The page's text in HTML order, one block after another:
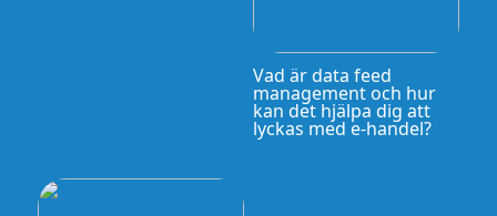
Vad är data feed
management och hur
kan det hjälpa dig att
lyckas med e-handel?